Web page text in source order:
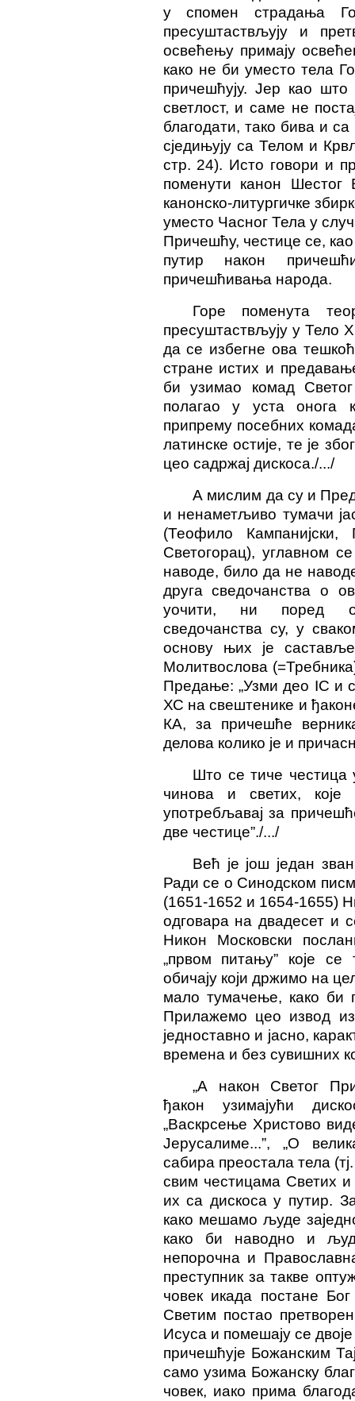
у спомен страдања
пресуштаствљују и
освећењу примају
како не би уместо тела
причешћују. Јер као
светлост, и саме не
благодати, тако бива и
сједињују са Телом и
стр. 24). Исто говори и
поменути канон Шестог
канонско-литургичке
уместо Часног Тела у
Причешћу, честице се,
путир након
причешћивања народа.
Горе поменута
пресуштаствљују у Тело
да се избегне ова
стране истих и
би узимао комад
полагао у уста онога
припрему посебних
латинске остије, те је
цео садржај дискоса./.../
А мислим да су и
и ненаметљиво тумачи
(Теофило Кампанијски,
Светогорац), углавном
наводе, било да не
друга сведочанства о
уочити, ни поред
сведочанства су, у
основу њих је
Молитвослова
Предање: „Узми део IС и
ХС на свештенике и
КА, за причешће
делова колико је и
Што се тиче честица
чинова и светих,
употребљавај за
две честице”./.../
Већ је још један
Ради се о Синодском
(1651-1652 и 1654-1655)
одговара на двадесет и
Никон Московски
„првом питању” које се
обичају који држимо на
мало тумачење, како би
Прилажемо цео извод
једноставно и јасно,
времена и без сувишних
„А након Светог
ђакон узимајући
„Васкрсење Христово
Јерусалиме...”, „О
сабира преостала тела
свим честицама Светих
их са дискоса у путир.
како мешамо људе
како би наводно и
непорочна и
преступник за такве
човек икада постане
Светим постао
Исуса и помешају се
причешћује Божанским
само узима Божанску
човек, иако прима